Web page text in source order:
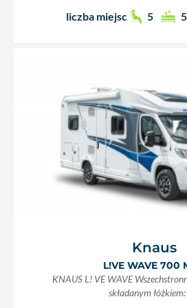
liczba miejsc 5 5
Knaus
L!VE WAVE 700
KNAUS L! VE WAVE
składanym łóżkiem: